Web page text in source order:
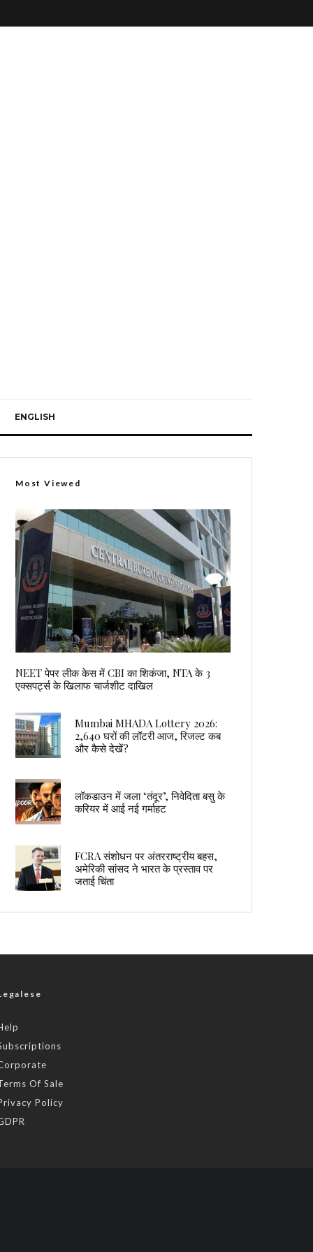
ENGLISH
Most Viewed
NEET पेपर लीक केस में CBI का शिकंजा, NTA के 3
एक्सपर्ट्स के खिलाफ चार्जशीट दाखिल
Mumbai MHADA Lottery 2026:
2,640 घरों की लॉटरी आज, रिजल्ट कब
और कैसे देखें?
लॉकडाउन में जला ‘तंदूर’, निवेदिता बसु के
करियर में आई नई गर्माहट
FCRA संशोधन पर अंतरराष्ट्रीय बहस,
अमेरिकी सांसद ने भारत के प्रस्ताव पर
जताई चिंता
Of Sale
Policy